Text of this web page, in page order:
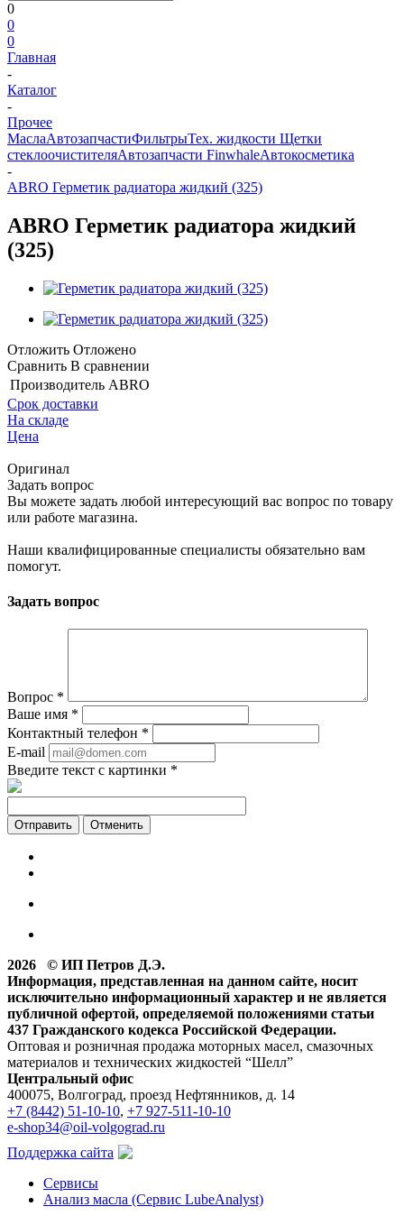
0
0
0
Главная
-
Каталог
-
Прочее
МаслаАвтозапчастиФильтрыТех. жидкости Щетки
стеклоочистителяАвтозапчасти FinwhaleАвтокосметика
-
ABRO Герметик радиатора жидкий (325)
ABRO Герметик радиатора жидкий
(325)
Отложить Отложено
Сравнить В сравнении
Производитель ABRO
Срок доставки
На складе
Цена
Оригинал
Задать вопрос
Вы можете задать любой интересующий вас вопрос по товару
или работе магазина.
Наши квалифицированные специалисты обязательно вам
помогут.
Задать вопрос
Вопрос *
Ваше имя *
Контактный телефон *
E-mail
Введите текст с картинки *
Отменить
2026 © ИП Петров Д.Э.
Информация, представленная на данном сайте, носит
исключительно информационный характер и не является
публичной офертой, определяемой положениями статьи
437 Гражданского кодекса Российской Федерации.
Оптовая и розничная продажа моторных масел, смазочных
материалов и технических жидкостей “Шелл”
Центральный офис
400075, Волгоград, проезд Нефтянников, д. 14
+7 (8442) 51-10-10, +7 927-511-10-10
e-shop34@oil-volgograd.ru
Поддержка сайта
Сервисы
Анализ масла (Сервис LubeAnalyst)